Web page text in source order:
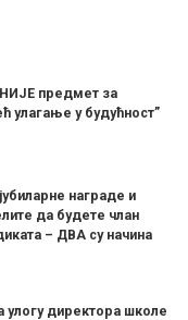
предмет за
у будућност”
награде и
да будете члан
– ДВА су начина
директора школе